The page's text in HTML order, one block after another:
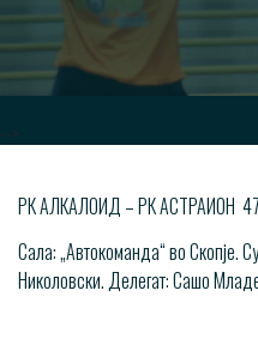
-->
РК АЛКАЛОИД – РК АСТРАИОН
Сала: „Автокоманда“ во Скопје.
Николовски. Делегат: Сашо